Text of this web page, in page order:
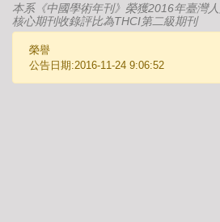
本系《中國學術年刊》榮獲2016年臺灣
核心期刊收錄評比為THCI第二級期刊
榮譽
公告日期:2016-11-24 9:06:52